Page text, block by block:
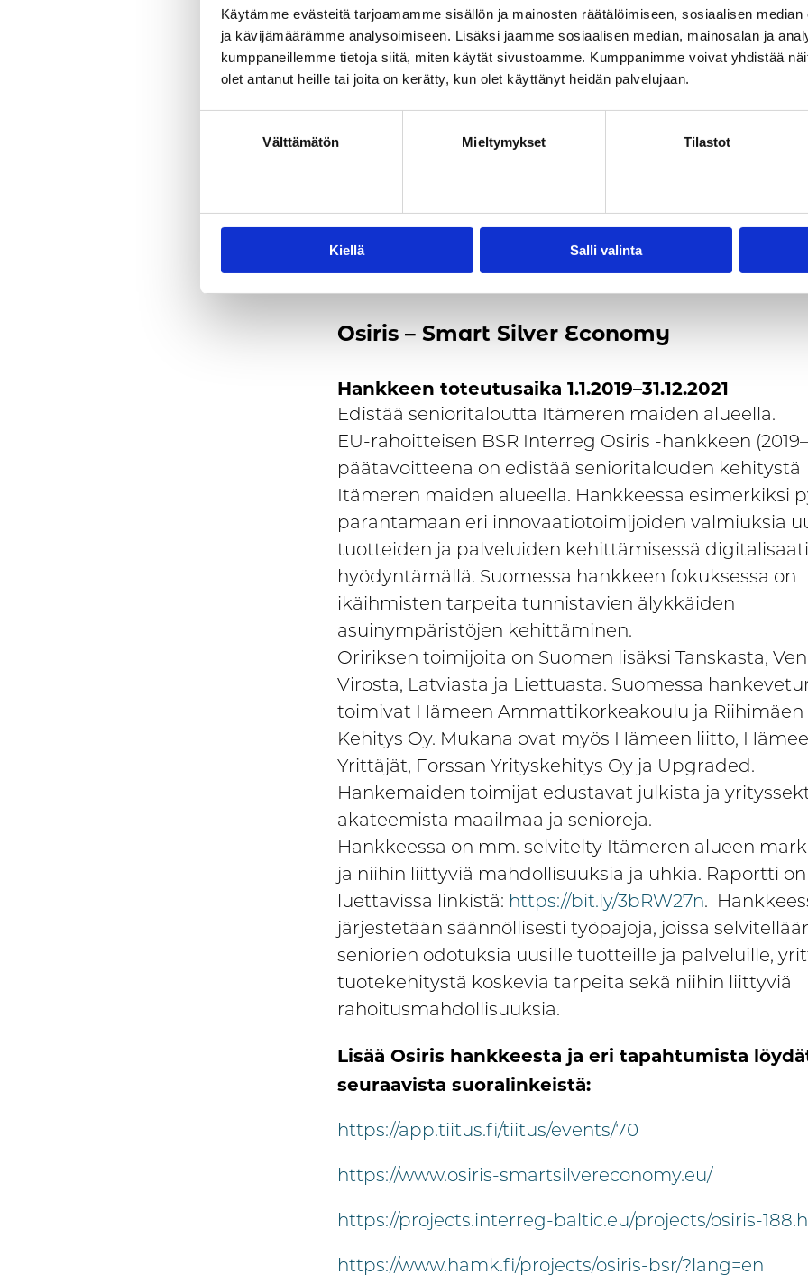
Käytämme evästeitä tarjoamamme sisällön ja mainosten räätälöimiseen, sosiaalisen
ja kävijämäärämme analysoimiseen. Lisäksi jaamme sosiaalisen median, mainosalan ja
kumppaneillemme tietoja siitä, miten käytät sivustoamme. Kumppanimme voivat yhdistää
olet antanut heille tai joita on kerätty, kun olet käyttänyt heidän palvelujaan.
Välttämätön Mieltymykset Tilastot
Kiellä Salli valinta
Elämykset esiin– elämystaloudesta
matkailuun Kanta-Hämeen maakunnan
Kanta-Hämeen maakunnan hanke, jossa lähdetään
liiketoiminnan kehittämisestä, digitaalisten alustojen
merkityksestä ja vaihtoehdoista, sekä
Osiris – Smart Silver Economy
Hankkeen toteutusaika 1.1.2019–31.12.2021
Edistää senioritaloutta Itämeren maiden alueella.
EU-rahoitteisen BSR Interreg Osiris -hankkeen
päätavoitteena on edistää senioritalouden kehitystä
Itämeren maiden alueella. Hankkeessa esimerkiksi
parantamaan eri innovaatiotoimijoiden valmiuksia
tuotteiden ja palveluiden kehittämisessä
hyödyntämällä. Suomessa hankkeen fokuksessa on
ikäihmisten tarpeita tunnistavien älykkäiden
asuinympäristöjen kehittäminen.
Oririksen toimijoita on Suomen lisäksi Tanskasta,
Virosta, Latviasta ja Liettuasta. Suomessa
toimivat Hämeen Ammattikorkeakoulu ja Riihimäen
Kehitys Oy. Mukana ovat myös Hämeen liitto,
Yrittäjät, Forssan Yrityskehitys Oy ja Upgraded.
Hankemaiden toimijat edustavat julkista ja
akateemista maailmaa ja senioreja.
Hankkeessa on mm. selvitelty Itämeren alueen
ja niihin liittyviä mahdollisuuksia ja uhkia. Raportti on
luettavissa linkistä: https://bit.ly/3bRW27n.
järjestetään säännöllisesti työpajoja, joissa
seniorien odotuksia uusille tuotteille ja palveluille,
tuotekehitystä koskevia tarpeita sekä niihin liittyviä
rahoitusmahdollisuuksia.
Lisää Osiris hankkeesta ja eri tapahtumista
seuraavista suoralinkeistä:
https://app.tiitus.fi/tiitus/events/70
https://www.osiris-smartsilvereconomy.eu/
https://projects.interreg-baltic.eu/projects/osiris-
https://www.hamk.fi/projects/osiris-bsr/?lang=en